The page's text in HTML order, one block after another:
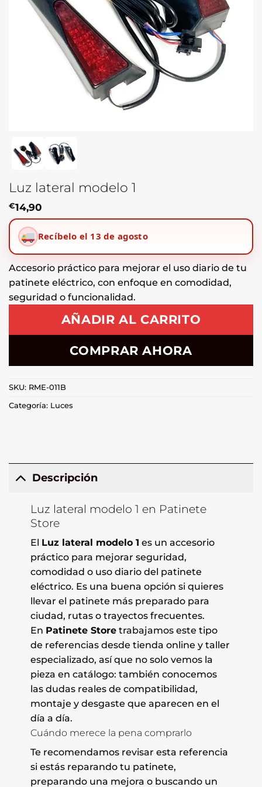
Luz lateral modelo 1
€14,90
Recíbelo el 13 de agosto
Accesorio práctico para mejorar el uso diario de tu
patinete eléctrico, con enfoque en comodidad,
seguridad o funcionalidad.
AÑADIR AL CARRITO
COMPRAR AHORA
SKU: RME-011B
Categoría: Luces
Descripción
Luz lateral modelo 1 en Patinete
Store
El Luz lateral modelo 1 es un accesorio
práctico para mejorar seguridad,
comodidad o uso diario del patinete
eléctrico. Es una buena opción si quieres
llevar el patinete más preparado para
ciudad, rutas o trayectos frecuentes.
En Patinete Storetrabajamos este tipo
de referencias desde tienda online y taller
especializado, así que no solo vemos la
pieza en catálogo: también conocemos
las dudas reales de compatibilidad,
montaje y desgaste que aparecen en el
día a día.
Cuándo merece la pena comprarlo
Te recomendamos revisar esta referencia
si estás reparando tu patinete,
preparando una mejora o buscando un